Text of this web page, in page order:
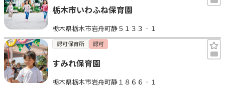
栃木市いわふね保育園
栃木県栃木市岩舟町静５１３３‐１
認可保育所 認可
すみれ保育園
栃木県栃木市岩舟町静１８６６‐１